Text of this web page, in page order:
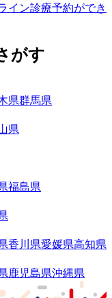
イン診療予約ができ
がす
県群馬県
県
福島県
香川県愛媛県高知県
鹿児島県沖縄県